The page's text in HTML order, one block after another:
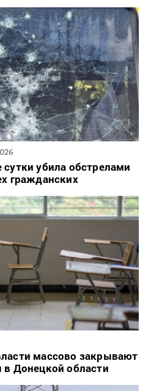
убила обстрелами
гражданских
массово закрывают
Донецкой области